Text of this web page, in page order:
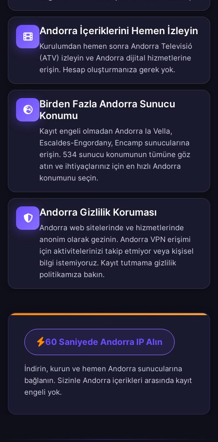
Andorra İçeriklerini Hemen İzleyin
Kurulumdan hemen sonra Andorra Televisió
(ATV) izleyin ve Andorra dijital hizmetlerine
erişin. Hesap oluşturmanıza gerek yok.
Birden Fazla Andorra Sunucu
Konumu
Kayıt engeli olmadan Andorra la Vella,
Escaldes-Engordany, Encamp sunucularına
erişin. 534 sunucu konumunun tümüne göz
atın ve ihtiyaçlarınız için en hızlı Andorra
konumunu seçin.
Andorra Gizlilik Koruması
Andorra web sitelerinde ve hizmetlerinde
anonim olarak gezinin. Andorra VPN erişimi
için aktivitelerinizi takip etmiyor veya kişisel
bilgi istemiyoruz. Kayıt tutmama gizlilik
politikamıza bakın.
60 Saniyede Andorra IP Alın
İndirin, kurun ve hemen Andorra sunucularına
bağlanın. Sizinle Andorra içerikleri arasında kayıt
engeli yok.